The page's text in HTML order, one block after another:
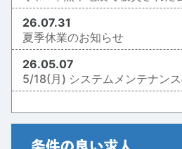
26.07.31
夏季休業のお知らせ
26.05.07
5/18(月) システムメンテナン